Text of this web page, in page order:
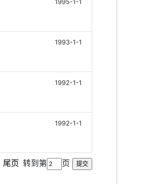
1995-1-1
1993-1-1
1992-1-1
1992-1-1
尾页 转到第 页